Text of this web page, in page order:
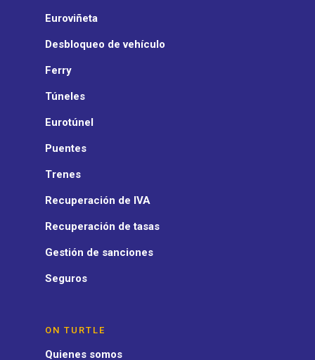
Euroviñeta
Desbloqueo de vehículo
Ferry
Túneles
Eurotúnel
Puentes
Trenes
Recuperación de IVA
Recuperación de tasas
Gestión de sanciones
Seguros
ON TURTLE
Quienes somos